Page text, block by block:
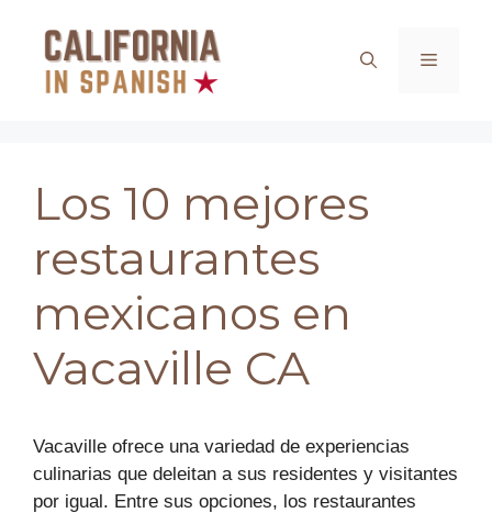
contenido
Menú
Los 10 mejores
restaurantes
mexicanos en
Vacaville CA
Vacaville ofrece una variedad de experiencias
culinarias que deleitan a sus residentes y visitantes
por igual. Entre sus opciones, los restaurantes